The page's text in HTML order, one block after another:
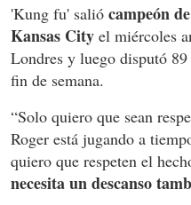
'Kung fu' salió campeón
Kansas City el miércoles
Londres y luego disputó
fin de semana.
“Solo quiero que sean
Roger está jugando a
quiero que respeten el
necesita un descanso